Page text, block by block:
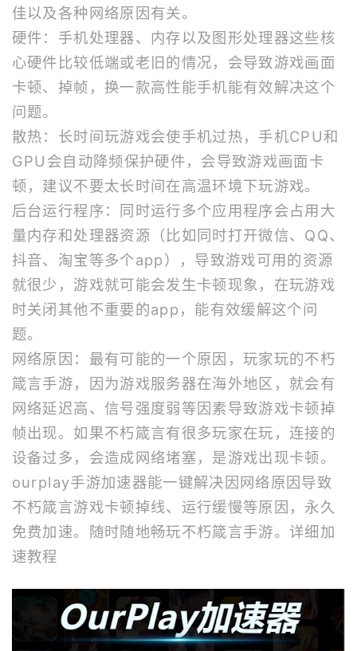
佳以及各种网络原因有关。
硬件：手机处理器、内存以及图形处理器这些核
心硬件比较低端或老旧的情况，会导致游戏画面
卡顿、掉帧，换一款高性能手机能有效解决这个
问题。
散热：长时间玩游戏会使手机过热，手机CPU和
GPU会自动降频保护硬件，会导致游戏画面卡
顿，建议不要太长时间在高温环境下玩游戏。
后台运行程序：同时运行多个应用程序会占用大
量内存和处理器资源（比如同时打开微信、QQ、
抖音、淘宝等多个app），导致游戏可用的资源
就很少，游戏就可能会发生卡顿现象，在玩游戏
时关闭其他不重要的app，能有效缓解这个问
题。
网络原因：最有可能的一个原因，玩家玩的不朽
箴言手游，因为游戏服务器在海外地区，就会有
网络延迟高、信号强度弱等因素导致游戏卡顿掉
帧出现。如果不朽箴言有很多玩家在玩，连接的
设备过多，会造成网络堵塞，是游戏出现卡顿。
ourplay手游加速器能一键解决因网络原因导致
不朽箴言游戏卡顿掉线、运行缓慢等原因，永久
免费加速。随时随地畅玩不朽箴言手游。 详细加
速教程